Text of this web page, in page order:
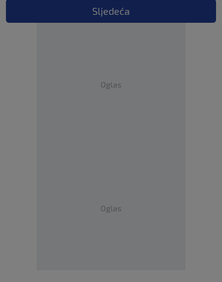
Sljedeća
Oglas
Oglas